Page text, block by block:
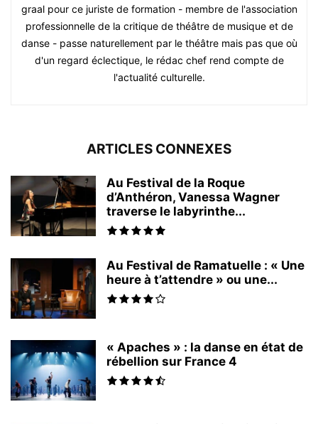
graal pour ce juriste de formation - membre de l'association
professionnelle de la critique de théâtre de musique et de
danse - passe naturellement par le théâtre mais pas que où
d'un regard éclectique, le rédac chef rend compte de
l'actualité culturelle.
ARTICLES CONNEXES
Au Festival de la Roque
d’Anthéron, Vanessa Wagner
traverse le labyrinthe...
Au Festival de Ramatuelle : « Une
heure à t’attendre » ou une...
« Apaches » : la danse en état de
rébellion sur France 4